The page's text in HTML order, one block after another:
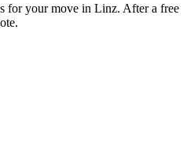
for your move in Linz. After a free